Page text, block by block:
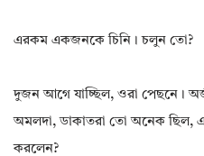
এরকম একজনকে চিনি। চলুন তো?
দুজন আগে যাচ্ছিল, ওরা পেছনে।
অমলদা, ডাকাতরা তো অনেক ছিল,
করলেন?